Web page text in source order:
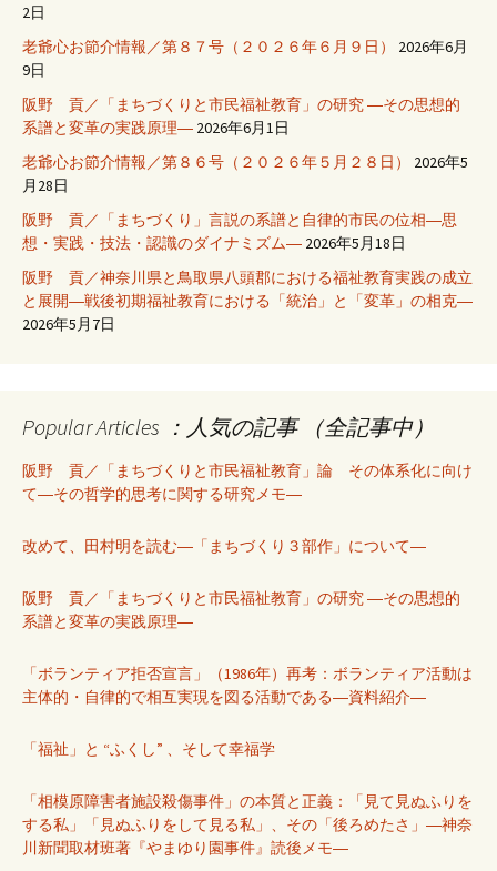
2日
老爺心お節介情報／第８７号（２０２６年６月９日）
2026年6月
9日
阪野 貢／「まちづくりと市民福祉教育」の研究 ―その思想的
系譜と変革の実践原理― 2026年6月1日
老爺心お節介情報／第８６号（２０２６年５月２８日）
2026年5
月28日
阪野 貢／「まちづくり」言説の系譜と自律的市民の位相―思
想・実践・技法・認識のダイナミズム― 2026年5月18日
阪野 貢／神奈川県と鳥取県八頭郡における福祉教育実践の成立
と展開―戦後初期福祉教育における「統治」と「変革」の相克―
2026年5月7日
Popular Articles ：人気の記事 （全記事中）
阪野 貢／「まちづくりと市民福祉教育」論 その体系化に向け
て―その哲学的思考に関する研究メモ―
改めて、田村明を読む―「まちづくり３部作」について―
阪野 貢／「まちづくりと市民福祉教育」の研究 ―その思想的
系譜と変革の実践原理―
「ボランティア拒否宣言」（1986年）再考：ボランティア活動は
主体的・自律的で相互実現を図る活動である―資料紹介―
「福祉」と “ふくし” 、そして幸福学
「相模原障害者施設殺傷事件」の本質と正義：「見て見ぬふりを
する私」「見ぬふりをして見る私」、その「後ろめたさ」―神奈
川新聞取材班著『やまゆり園事件』読後メモ―